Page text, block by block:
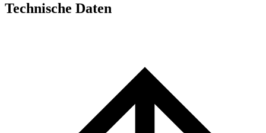
Technische Daten